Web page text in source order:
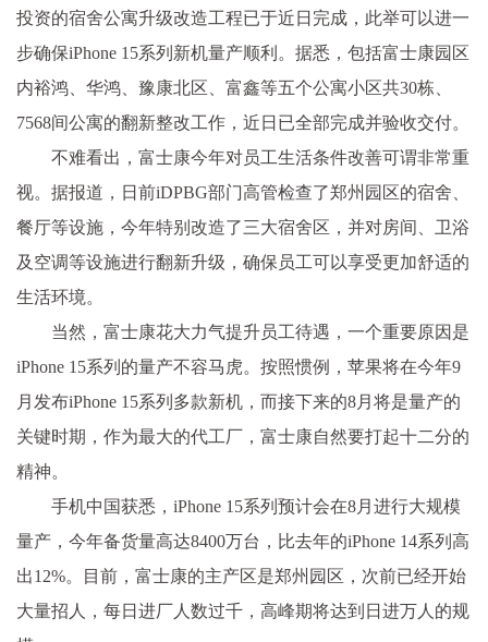
投资的宿舍公寓升级改造工程已于近日完成，此举可以进一
步确保iPhone 15系列新机量产顺利。据悉，包括富士康园区
内裕鸿、华鸿、豫康北区、富鑫等五个公寓小区共30栋、
7568间公寓的翻新整改工作，近日已全部完成并验收交付。
不难看出，富士康今年对员工生活条件改善可谓非常重
视。据报道，日前iDPBG部门高管检查了郑州园区的宿舍、
餐厅等设施，今年特别改造了三大宿舍区，并对房间、卫浴
及空调等设施进行翻新升级，确保员工可以享受更加舒适的
生活环境。
当然，富士康花大力气提升员工待遇，一个重要原因是
iPhone 15系列的量产不容马虎。按照惯例，苹果将在今年9
月发布iPhone 15系列多款新机，而接下来的8月将是量产的
关键时期，作为最大的代工厂，富士康自然要打起十二分的
精神。
手机中国获悉，iPhone 15系列预计会在8月进行大规模
量产，今年备货量高达8400万台，比去年的iPhone 14系列高
出12%。目前，富士康的主产区是郑州园区，次前已经开始
大量招人，每日进厂人数过千，高峰期将达到日进万人的规